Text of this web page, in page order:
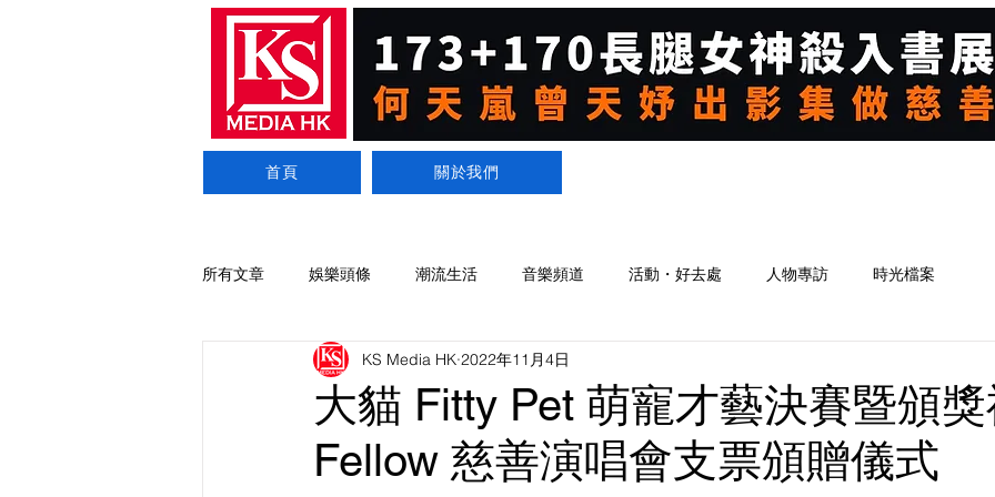
首頁 關於我們
所有文章 娛樂頭條 潮流生活 音樂頻道 活動・好去處 人物專訪 時光檔案
大貓 Fitty Pet 萌寵才藝決賽暨頒
Fellow 慈善演唱會支票頒贈儀式
KS Media HK 2022年11月4日